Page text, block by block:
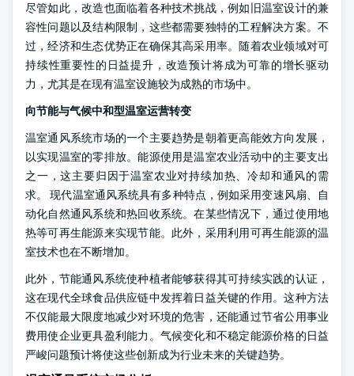
尽管如此，改造也面临着各种技术挑战，例如旧温室设计的兼
容性问题以及结构限制，这些都需要独特的工程解决方案。不
过，经济和生态优势正在确保其高采用率。随着农业领域对可
持续性重要性的日益提升，改造预计将成为可靠的增长驱动
力，尤其是在现有温室设施较为成熟的市场中。
向节能与气候中和型温室运营转变
温室通风系统市场的一个主要趋势是朝着更高能效方向发展，
以实现温室的零排放。能源使用是温室农业活动中的主要支出
之一，这主要归因于温室农业对持续加热、冷却和通风的需
求。
现代温室通风系统具有多种特点，例如采用变速风扇、自
动化自然通风系统和热回收系统。在某些情况下，通过使用地
热等可再生能源来实现节能。此外，采用利用可再生能源的温
室技术也在不断增加。
此外，节能通风系统使种植者能够获得其可持续实践的认证，
这在现代全球食品供应链中发挥着日益关键的作用。这种方法
不仅能最大限度地减少对环境的危害，还能通过节省公用事业
费用使企业更具盈利能力。气候变化和不稳定能源价格的日益
严峻问题预计将使这些创新成为行业未来的关键趋势。